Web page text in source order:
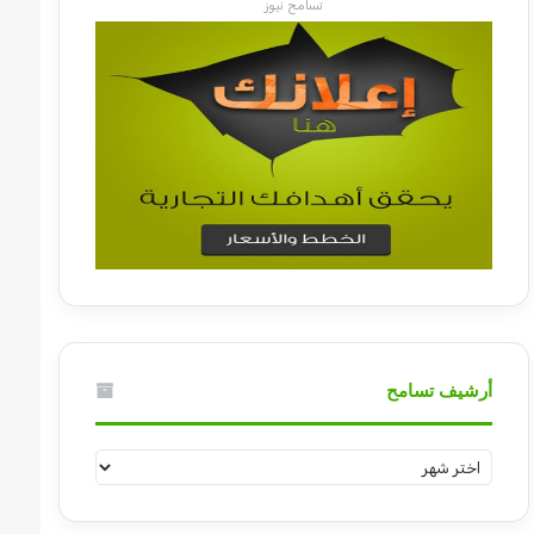
تسامح نيوز
أرشيف تسامح
أرشيف
تسامح